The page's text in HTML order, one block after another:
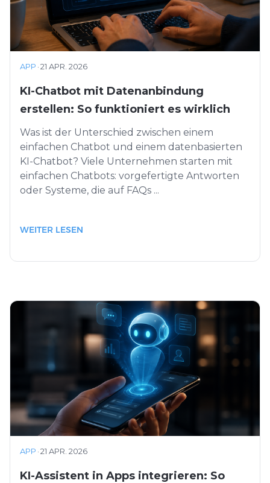
APP ·21 APR. 2026
KI-Chatbot mit Datenanbindung
erstellen: So funktioniert es wirklich
Was ist der Unterschied zwischen einem
einfachen Chatbot und einem datenbasierten
KI-Chatbot? Viele Unternehmen starten mit
einfachen Chatbots: vorgefertigte Antworten
oder Systeme, die auf FAQs ...
WEITER LESEN
APP ·21 APR. 2026
KI-Assistent in Apps integrieren: So